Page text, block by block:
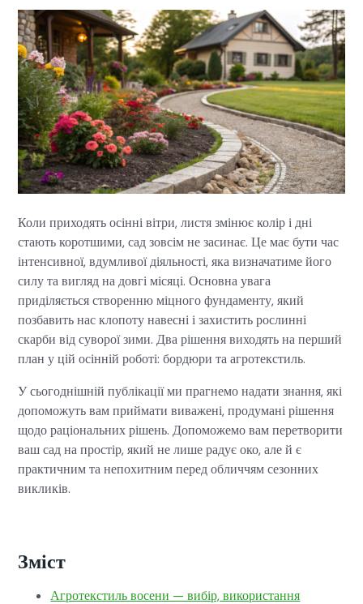
Коли приходять осінні вітри, листя змінює колір і дні
стають коротшими, сад зовсім не засинає. Це має бути час
інтенсивної, вдумливої діяльності, яка визначатиме його
силу та вигляд на довгі місяці. Основна увага
приділяється створенню міцного фундаменту, який
позбавить нас клопоту навесні і захистить рослинні
скарби від суворої зими. Два рішення виходять на перший
план у цій осінній роботі: бордюри та агротекстиль.
У сьогоднішній публікації ми прагнемо надати знання, які
допоможуть вам приймати виважені, продумані рішення
щодо раціональних рішень. Допоможемо вам перетворити
ваш сад на простір, який не лише радує око, але й є
практичним та непохитним перед обличчям сезонних
викликів.
Зміст
Агротекстиль восени — вибір, використання